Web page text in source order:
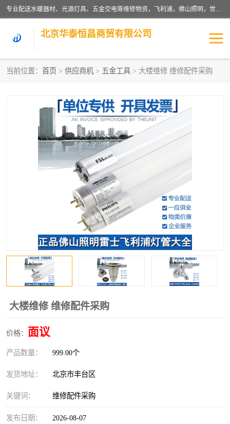
专业配送水暖器材、光源灯具、五金交电等维修物资，飞利浦，佛山照明，世达，博世，九牧，特陶等各产品涉及国内外知名品牌。公司专注与物业、学校、酒店、工厂等单位合作，提供一站式配送服务，降低客户综合成本。依托电子商务改变传统模式，以专业的团队为客户提供24H物资配送到达，货到月结、统一开票，便捷退换等服务，提高了企业的运营效率。
北京华泰恒昌商贸有限公司
当前位置： 首页 > 供应商机 > 五金工具 > 大楼维修 维修配件采购
大楼维修 维修配件采购
价格： 面议
产品数量： 999.00个
发货地址： 北京市丰台区
关键词： 维修配件采购
发布日期： 2026-08-07
涂料辅材